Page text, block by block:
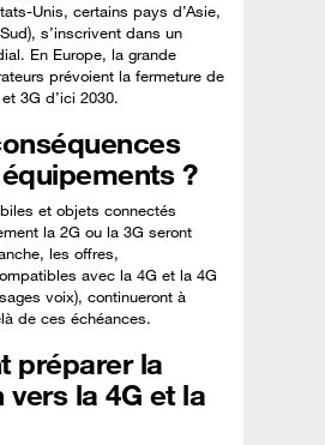
Unis, certains pays d’Asie,
s’inscrivent dans un
En Europe, la grande
prévoient la fermeture de
3G d’ici 2030.
?
et objets connectés
la 2G ou la 3G seront
les offres,
avec la 4G et la 4G
voix), continueront à
de ces échéances.
préparer la
la 4G et la